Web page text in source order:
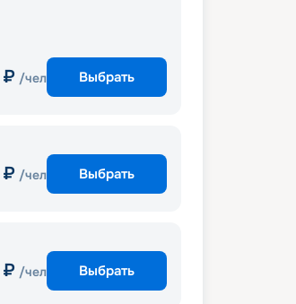
₽ /чел Выбрать
₽ /чел Выбрать
₽ /чел Выбрать